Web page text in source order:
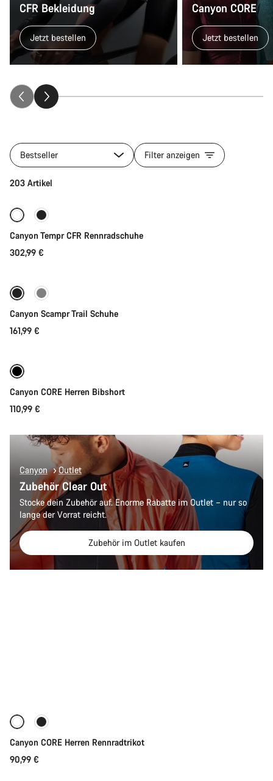
CFR Bekleidung
Jetzt bestellen
Canyon CORE
Jetzt bestellen
Bestseller Filter anzeigen
203 Artikel
Canyon Tempr CFR Rennradschuhe
302,99 €
Canyon Scampr Trail Schuhe
161,99 €
Canyon CORE Herren Bibshort
110,99 €
Canyon Outlet
Zubehör Clear Out
Stocke dein Zubehör auf. Enorme Rabatte im Outlet – nur so
lange der Vorrat reicht.
Zubehör im Outlet kaufen
Canyon CORE Herren Rennradtrikot
90,99 €